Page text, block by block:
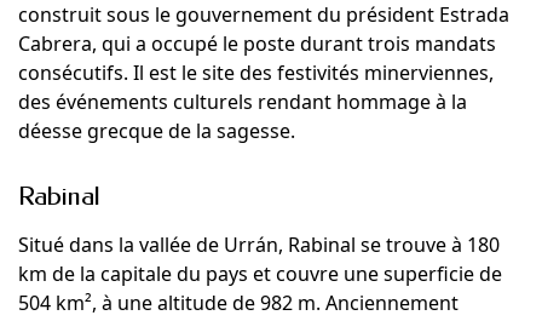
construit sous le gouvernement du président Estrada
Cabrera, qui a occupé le poste durant trois mandats
consécutifs. Il est le site des festivités minerviennes,
des événements culturels rendant hommage à la
déesse grecque de la sagesse.
Rabinal
Situé dans la vallée de Urrán, Rabinal se trouve à 180
km de la capitale du pays et couvre une superficie de
504 km², à une altitude de 982 m. Anciennement